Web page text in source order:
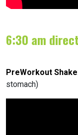
6:30 am
PreWorkout
stomach)